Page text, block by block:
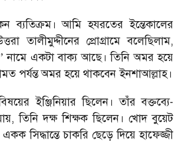
ব্যতিক্রম। আমি হযরতের ইন্তেকালের
তালীমুদ্দীনের প্রোগ্রামে বলেছিলাম,
’নামে একটা বাক্য আছে। তিনি অমর হয়ে
পর্যন্ত অমর হয়ে থাকবেন ইনশাআল্লাহ।
ইঞ্জিনিয়ার ছিলেন। তাঁর বক্তব্যে-
,তিনি দক্ষ শিক্ষক ছিলেন। খোদ বুয়েট
সিদ্ধান্তে চাকরি ছেড়ে দিয়ে হাফেজ্জী